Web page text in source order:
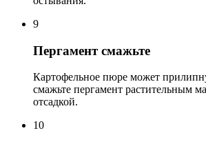
9
Пергамент смажьте
Картофельное пюре может
смажьте пергамент растительным
отсадкой.
10